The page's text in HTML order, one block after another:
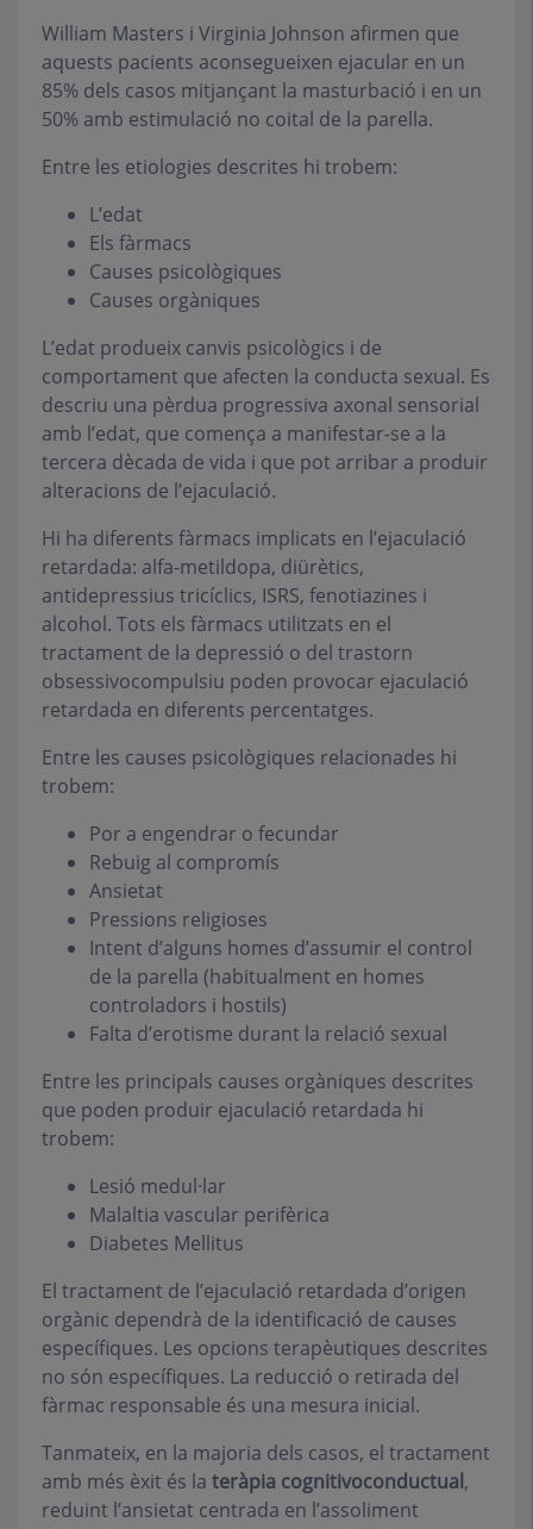
William Masters i Virginia Johnson afirmen que
aquests pacients aconsegueixen ejacular en un
85% dels casos mitjançant la masturbació i en un
50% amb estimulació no coital de la parella.
Entre les etiologies descrites hi trobem:
L’edat
Els fàrmacs
Causes psicològiques
Causes orgàniques
L’edat produeix canvis psicològics i de
comportament que afecten la conducta sexual. Es
descriu una pèrdua progressiva axonal sensorial
amb l’edat, que comença a manifestar-se a la
tercera dècada de vida i que pot arribar a produir
alteracions de l’ejaculació.
Hi ha diferents fàrmacs implicats en l’ejaculació
retardada: alfa-metildopa, diürètics,
antidepressius tricíclics, ISRS, fenotiazines i
alcohol. Tots els fàrmacs utilitzats en el
tractament de la depressió o del trastorn
obsessivocompulsiu poden provocar ejaculació
retardada en diferents percentatges.
Entre les causes psicològiques relacionades hi
trobem:
Por a engendrar o fecundar
Rebuig al compromís
Ansietat
Pressions religioses
Intent d’alguns homes d’assumir el control
de la parella (habitualment en homes
controladors i hostils)
Falta d’erotisme durant la relació sexual
Entre les principals causes orgàniques descrites
que poden produir ejaculació retardada hi
trobem:
Lesió medul·lar
Malaltia vascular perifèrica
Diabetes Mellitus
El tractament de l’ejaculació retardada d’origen
orgànic dependrà de la identificació de causes
específiques. Les opcions terapèutiques descrites
no són específiques. La reducció o retirada del
fàrmac responsable és una mesura inicial.
Tanmateix, en la majoria dels casos, el tractament
amb més èxit és la teràpia cognitivoconductual,
reduint l’ansietat centrada en l’assoliment